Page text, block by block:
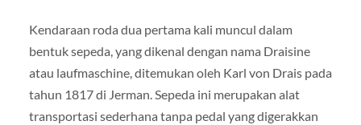
Kendaraan roda dua pertama kali muncul dalam
bentuk sepeda, yang dikenal dengan nama Draisine
atau laufmaschine, ditemukan oleh Karl von Drais pada
tahun 1817 di Jerman. Sepeda ini merupakan alat
transportasi sederhana tanpa pedal yang digerakkan